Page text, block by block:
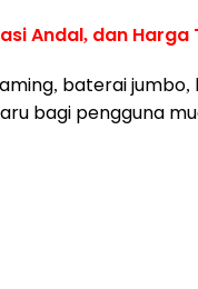
Andal, dan
baterai jumbo,
bagi pengguna